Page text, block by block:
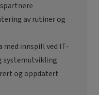
av rutiner og
med innspill ved IT-
systemutvikling
og oppdatert